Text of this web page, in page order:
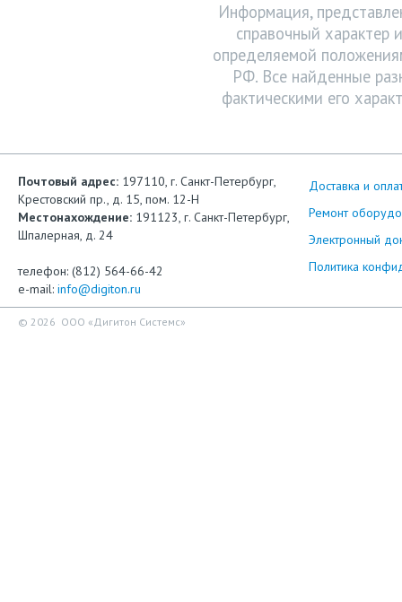
Информация,
справочный характер
определяемой
РФ. Все найденные
фактическими его
Почтовый адрес: 197110, г. Санкт-Петербург,
Крестовский пр., д. 15, пом. 12-Н
Местонахождение: 191123, г. Санкт-Петербург,
Шпалерная, д. 24
телефон: (812) 564-66-42
e-mail: info@digiton.ru
Доставка и
Ремонт
Электронный
Политика
© 2026 ООО «Дигитон Системс»